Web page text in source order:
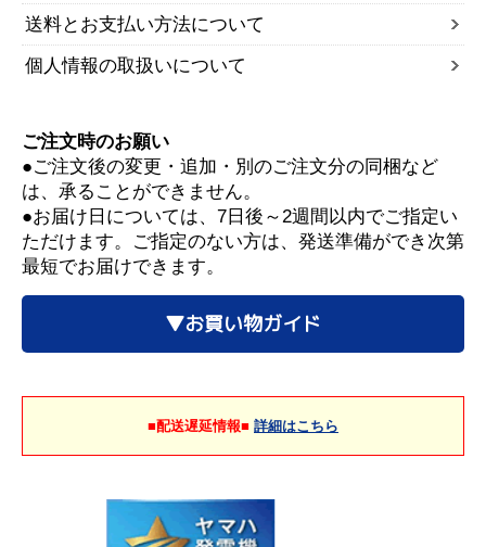
送料とお支払い方法について
個人情報の取扱いについて
ご注文時のお願い
●ご注文後の変更・追加・別のご注文分の同梱など
は、承ることができません。
●お届け日については、7日後～2週間以内でご指定い
ただけます。ご指定のない方は、発送準備ができ次第
最短でお届けできます。
▼お買い物ガイド
■配送遅延情報■ 詳細はこちら